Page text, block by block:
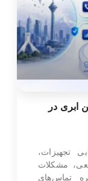
ابری در
تجهیزات،
مشکلات
تماس‌های